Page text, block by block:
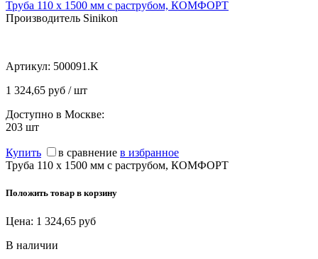
Труба 110 х 1500 мм с раструбом, КОМФОРТ
Производитель Sinikon
Артикул: 500091.K
1 324,65 руб / шт
Доступно в Москве:
203 шт
Купить в сравнение в избранное
Труба 110 х 1500 мм с раструбом, КОМФОРТ
Положить товар в корзину
Цена: 1 324,65 руб
В наличии